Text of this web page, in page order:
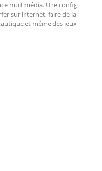
multimédia. Une config
sur internet, faire de la
et même des jeux